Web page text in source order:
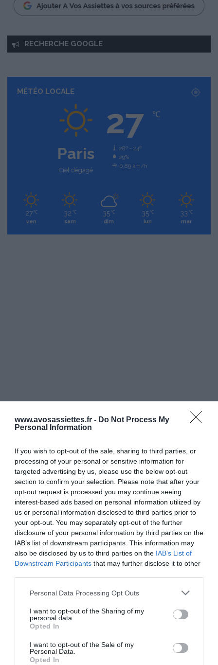
www.avosassiettes.fr - Do Not Process My
Personal Information
If you wish to opt-out of the sale, sharing to third parties, or
processing of your personal or sensitive information for
targeted advertising by us, please use the below opt-out
section to confirm your selection. Please note that after your
opt-out request is processed you may continue seeing
interest-based ads based on personal information utilized by
us or personal information disclosed to third parties prior to
your opt-out. You may separately opt-out of the further
disclosure of your personal information by third parties on the
IAB’s list of downstream participants. This information may
also be disclosed by us to third parties on the IAB’s List of
Downstream Participants that may further disclose it to other
Please note that this website/app uses one or more Google
not limited to your visit or usage behaviour. You may click to
grant or deny consent to Google and its third-party tags to
use your data for below specified purposes in below Google
consent section.
Personal Data Processing Opt Outs
I want to opt-out of the Sharing of my
personal data.
Opted In
I want to opt-out of the Sale of my
Personal Data.
Opted In
RECHERCHE GOOGLE
MÉTÉO LOCALE
Paris
Ciel dégagé
27 ℃
28º - 24º
29%
0.89 km/h
27 ℃
ven
32 ℃
sam
35 ℃
dim
35 ℃
lun
33 ℃
mar
CONNEXION
Mot de passe oublié ?
Se connecter
Vous n'avez pas de compte ?